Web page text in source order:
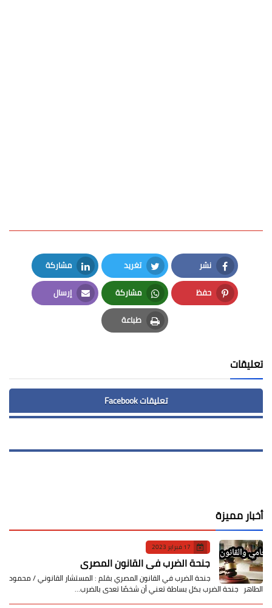
نشر
Facebook
تغريد
Twitter
مشاركة
LinkedIn
حفظ
Pinterest
مشاركة
Whatsapp
إرسال
Email
طباعة
Print
تعليقات
تعليقات Facebook
أخبار مميزة
17 فبراير 2023
جنحة الضرب في القانون المصري
جنحة الضرب في القانون المصري بقلم : المستشار القانوني / محمود
الطاهر جنحة الضرب بكل بساطة تعني أن شخصًا تعدى بالضرب…